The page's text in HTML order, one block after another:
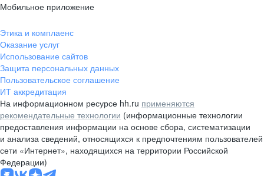
Мобильное приложение
Этика и комплаенс
Оказание услуг
Использование сайтов
Защита персональных данных
Пользовательское соглашение
ИТ аккредитация
На информационном ресурсе hh.ru применяются
рекомендательные технологии (информационные технологии
предоставления информации на основе сбора, систематизации
и анализа сведений, относящихся к предпочтениям пользователей
сети «Интернет», находящихся на территории Российской
Федерации)